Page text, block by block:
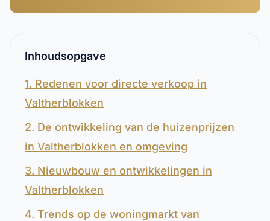
Inhoudsopgave
1. Redenen voor directe verkoop in
Valtherblokken
2. De ontwikkeling van de huizenprijzen
in Valtherblokken en omgeving
3. Nieuwbouw en ontwikkelingen in
Valtherblokken
4. Trends op de woningmarkt van